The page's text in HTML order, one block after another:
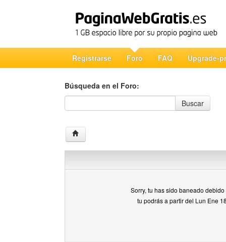
Registrarse Foro FAQ Upgrade-
Búsqueda en el Foro:
Búsqueda en el Foro
Buscar
Sorry, tu has sido baneado
tu podrás a partir del Lun Ene